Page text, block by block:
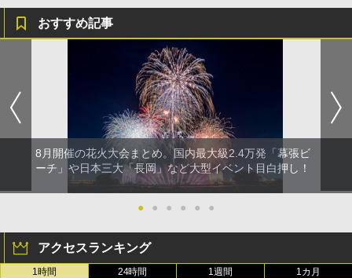
おすすめ記事
8月開催の花火大会まとめ。国内最大級2.4万発「幕張ビ
ーチ」や日本三大「長岡」など大型イベント目白押し！
● ● ● ● ● ●
アクセスランキング
1時間 24時間 1週間 1カ月